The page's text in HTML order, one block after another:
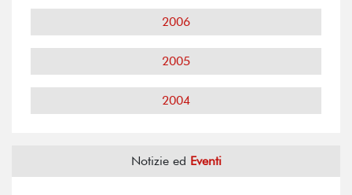
2006
2005
2004
Notizie ed Eventi